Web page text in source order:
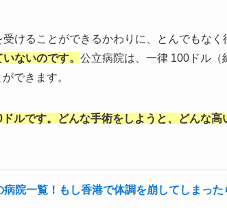
けることができるかわりに、とんでもなく
ないのです。 公立病院は、一律 100ドル
できます。
ルです。どんな手術をしようと、どんな
病院一覧！もし香港で体調を崩してしまっ